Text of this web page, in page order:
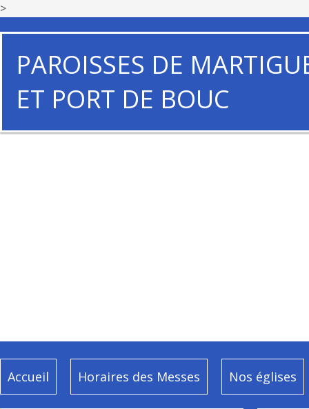
>
PAROISSES DE
ET PORT DE BOUC
Accueil Horaires des Messes Nos églises